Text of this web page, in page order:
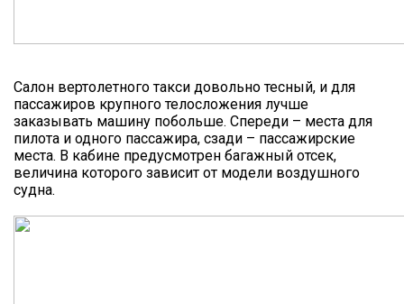
Салон вертолетного такси довольно тесный, и для
пассажиров крупного телосложения лучше
заказывать машину побольше. Спереди – места для
пилота и одного пассажира, сзади – пассажирские
места. В кабине предусмотрен багажный отсек,
величина которого зависит от модели воздушного
судна.